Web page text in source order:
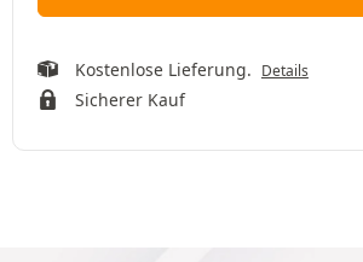
Kostenlose Lieferung. Details
Sicherer Kauf